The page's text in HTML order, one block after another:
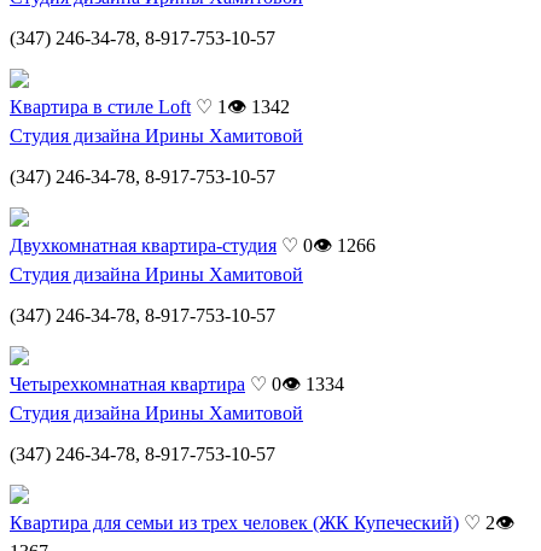
(347) 246-34-78, 8-917-753-10-57
Квартира в стиле Loft ♡ 1👁 1342
Студия дизайна Ирины Хамитовой
(347) 246-34-78, 8-917-753-10-57
Двухкомнатная квартира-студия ♡ 0👁 1266
Студия дизайна Ирины Хамитовой
(347) 246-34-78, 8-917-753-10-57
Четырехкомнатная квартира ♡ 0👁 1334
Студия дизайна Ирины Хамитовой
(347) 246-34-78, 8-917-753-10-57
Квартира для семьи из трех человек (ЖК Купеческий) ♡ 2👁